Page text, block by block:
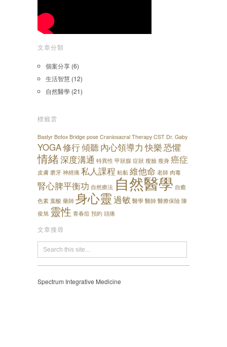
文章分類
個案分享 (6)
生活智慧 (12)
自然醫學 (21)
標籤雲
Bastyr Botox Bridge pose Craniosacral Therapy CST Dr. Gaby
YOGA修行傾聽內心領導力 快樂恐懼
情緒深度溝通 特異性 甲狀腺 症狀 瘦臉 瘦身 癌症
皮膚 磨牙 神經痛 私人課程 粘黏 維他命 老師 肉毒
腎心脾平衡功 自然療法 自然醫學 自癒
色素 葉酸 藥師 身心靈過敏 醫學 醫師 醫療保險 陳
俊旭 靈性 青春痘 預約 頭痛
文章搜尋
Spectrum Integrative Medicine